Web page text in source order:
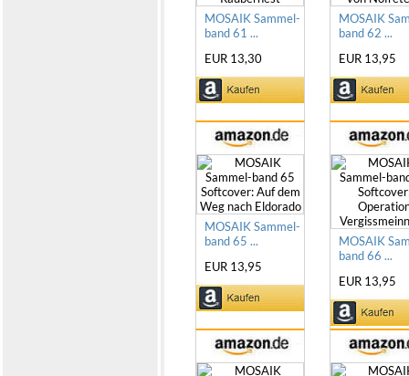
MOSAIK Sammel-
band 61 ...
EUR 13,30
MOSAIK
band 62 ...
EUR 13,95
MOSAIK Sammel-
band 65 ...
EUR 13,95
MOSAIK
band 66 ...
EUR 13,95